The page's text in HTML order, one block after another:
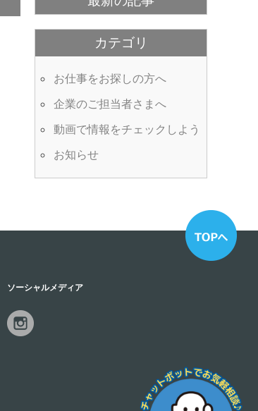
カテゴリ
お仕事をお探しの方へ
企業のご担当者さまへ
動画で情報をチェックしよう
お知らせ
ソーシャルメディア